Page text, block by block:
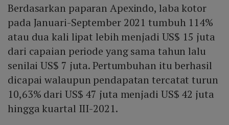
Berdasarkan paparan Apexindo, laba kotor
pada Januari-September 2021 tumbuh 114%
atau dua kali lipat lebih menjadi US$ 15 juta
dari capaian periode yang sama tahun lalu
senilai US$ 7 juta. Pertumbuhan itu berhasil
dicapai walaupun pendapatan tercatat turun
10,63% dari US$ 47 juta menjadi US$ 42 juta
hingga kuartal III-2021.